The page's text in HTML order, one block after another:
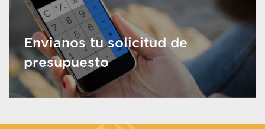
Envianos tu solicitud de
presupuesto